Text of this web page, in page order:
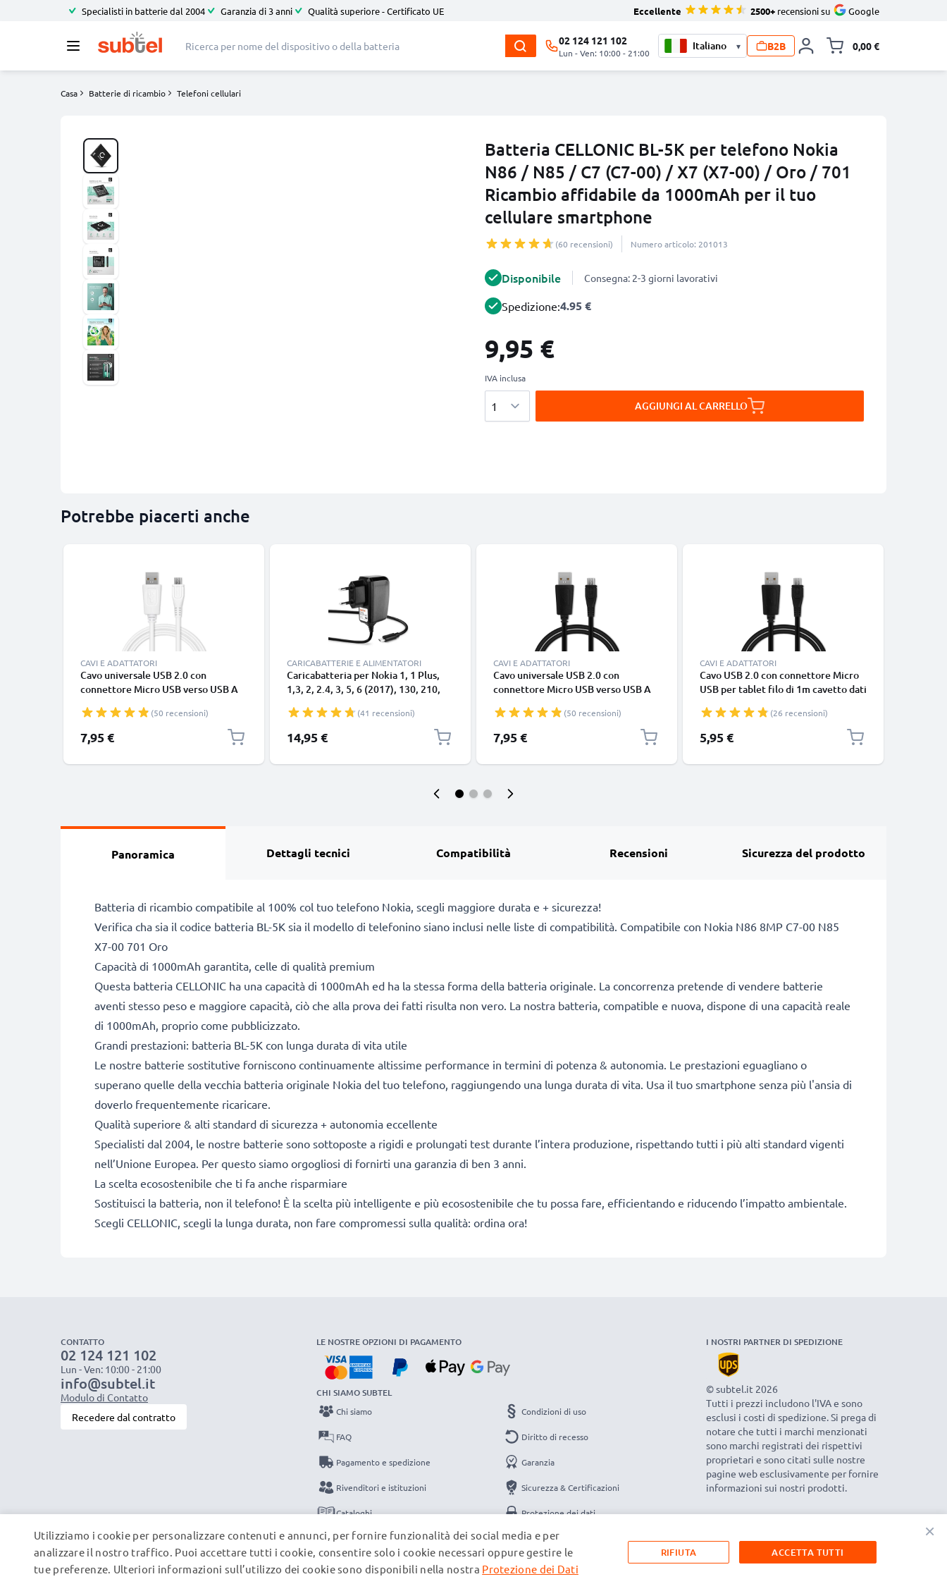
Specialisti in batterie dal 2004 Garanzia di 3 anni Qualità superiore - Certificato UE Eccellente 2500+ recensioni su Google
02 124 121 102
Lun - Ven: 10:00 - 21:00
▾ B2B 0,00 €
Casa Batterie di ricambio Telefoni cellulari
Batteria CELLONIC BL-5K per telefono Nokia
N86 / N85 / C7 (C7-00) / X7 (X7-00) / Oro / 701
Ricambio affidabile da 1000mAh per il tuo
cellulare smartphone
(60 recensioni) Numero articolo: 201013
Disponibile Consegna: 2-3 giorni lavorativi
Spedizione:4.95 €
9,95 €
IVA inclusa
AGGIUNGI AL CARRELLO
Potrebbe piacerti anche
CAVI E ADATTATORI
Cavo universale USB 2.0 con
connettore Micro USB verso USB A
bianco
(50 recensioni)
7,95 €
CARICABATTERIE E ALIMENTATORI
Caricabatteria per Nokia 1, 1 Plus,
1,3, 2, 2.4, 3, 5, 6 (2017), 130, 210,
625, 630, 635, 735, 1320, 5W 1A /
1000mA Caricatore 1.1m con spina
europea
(41 recensioni)
14,95 €
CAVI E ADATTATORI
Cavo universale USB 2.0 con
connettore Micro USB verso USB A
nero
(50 recensioni)
7,95 €
CAVI E ADATTATORI
Cavo USB 2.0 con connettore Micro
USB per tablet filo di 1m cavetto dati
(26 recensioni)
5,95 €
Panoramica Dettagli tecnici Compatibilità Recensioni Sicurezza del prodotto
Batteria di ricambio compatibile al 100% col tuo telefono Nokia, scegli maggiore durata e + sicurezza!
Verifica cha sia il codice batteria BL-5K sia il modello di telefonino siano inclusi nelle liste di compatibilità. Compatibile con Nokia N86 8MP C7-00 N85
X7-00 701 Oro
Capacità di 1000mAh garantita, celle di qualità premium
Questa batteria CELLONIC ha una capacità di 1000mAh ed ha la stessa forma della batteria originale. La concorrenza pretende di vendere batterie
aventi stesso peso e maggiore capacità, ciò che alla prova dei fatti risulta non vero. La nostra batteria, compatible e nuova, dispone di una capacità reale
di 1000mAh, proprio come pubblicizzato.
Grandi prestazioni: batteria BL-5K con lunga durata di vita utile
Le nostre batterie sostitutive forniscono continuamente altissime performance in termini di potenza & autonomia. Le prestazioni eguagliano o
superano quelle della vecchia batteria originale Nokia del tuo telefono, raggiungendo una lunga durata di vita. Usa il tuo smartphone senza più l'ansia di
doverlo frequentemente ricaricare.
Qualità superiore & alti standard di sicurezza + autonomia eccellente
Specialisti dal 2004, le nostre batterie sono sottoposte a rigidi e prolungati test durante l’intera produzione, rispettando tutti i più alti standard vigenti
nell’Unione Europea. Per questo siamo orgogliosi di fornirti una garanzia di ben 3 anni.
La scelta ecosostenibile che ti fa anche risparmiare
Sostituisci la batteria, non il telefono! È la scelta più intelligente e più ecosostenibile che tu possa fare, efficientando e riducendo l’impatto ambientale.
Scegli CELLONIC, scegli la lunga durata, non fare compromessi sulla qualità: ordina ora!
CONTATTO
02 124 121 102
Lun - Ven: 10:00 - 21:00
info@subtel.it
Modulo di Contatto
Recedere dal contratto
LE NOSTRE OPZIONI DI PAGAMENTO
CHI SIAMO SUBTEL
Chi siamo
FAQ
Pagamento e spedizione
Rivenditori e istituzioni
Cataloghi
Contatti
Condizioni di uso
Diritto di recesso
Garanzia
Sicurezza & Certificazioni
Protezione dei dati
Note legali
I NOSTRI PARTNER DI SPEDIZIONE
© subtel.it 2026
Tutti i prezzi includono l'IVA e sono
esclusi i costi di spedizione. Si prega di
notare che tutti i marchi menzionati
sono marchi registrati dei rispettivi
proprietari e sono citati sulle nostre
pagine web esclusivamente per fornire
informazioni sui nostri prodotti.
×
Utilizziamo i cookie per personalizzare contenuti e annunci, per fornire funzionalità dei social media e per
analizzare il nostro traffico. Puoi accettare tutti i cookie, consentire solo i cookie necessari oppure gestire le
tue preferenze. Ulteriori informazioni sull’utilizzo dei cookie sono disponibili nella nostra Protezione dei Dati
ACCETTA TUTTI
RIFIUTA